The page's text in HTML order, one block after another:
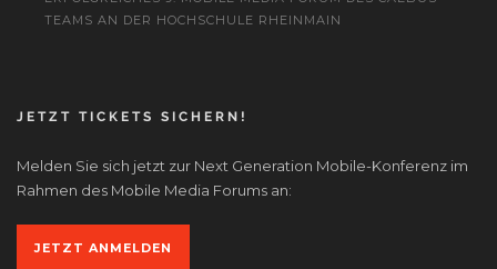
TEAMS AN DER HOCHSCHULE RHEINMAIN
JETZT TICKETS SICHERN!
Melden Sie sich jetzt zur Next Generation Mobile-Konferenz im
Rahmen des Mobile Media Forums an:
JETZT ANMELDEN